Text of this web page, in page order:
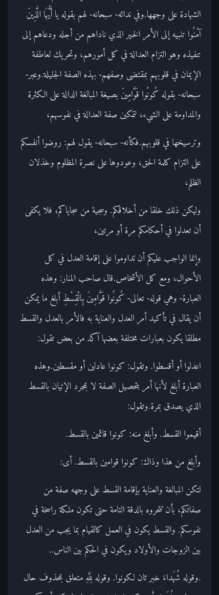
الشهادة على وجهها.وفي ندائه- سبحانه- لهم بقوله يا أَيُّهَا الَّذِينَ
آمَنُوا تنبيه إلى الأمر الخير الذي ناداهم من أجله ودعاهم إلى
تنفيذه وهو التزام العدالة في كل أمورهم، وتحريك لعاطفة
الإيمان في قلوبهم بمقتضى وصفهم- بهذه الصفة الجليلة.وعبر-
سبحانه- بقوله كُونُوا قَوَّامِينَ بصيغة المبالغة الدالة على الكثرة
والمداومة على الشيء، لتمكين صفة العدالة في نفوسهم،
وترسيخها في قلوبهم.فكأنه- سبحانه- يقول لهم: روضوا أنفسكم
على التزام كلمة الحق، وعودوها على نصرة المظلوم وخذلان
الظلم،
وليكن ذلك خلقا من أخلاقكم. وسجية من سجاياكم، فلا يكفى
أن تعدلوا في أحكامكم مرة أو مرتين،
وإنما الواجب عليكم أن تداوموا على إقامة العدل في كل
الأحوال، ومع كل الأشخاص.قال صاحب المنار: وهذه
العبارة- وهي قوله- تعالى- كُونُوا قَوَّامِينَ بِالْقِسْطِ أبلغ ما يمكن
أن يقال في تأكيد أمر العدل والعناية به فالأمر بالعدل والقسط
مطلقا يكون بعبارات مختلفة بعضها آكد من بعض تقول:
اعدلوا أو أقسطوا. وتقول: كونوا عادلين أو مقسطين.وهذه
العبارة أبلغ لأنها أمر بتحصيل الصفة لا بمجرد الإتيان بالقسط
الذي يصدق بمرة.وتقول:
أقيموا القسط. وأبلغ منه: كونوا قائمين بالقسط.
وأبلغ من هذا وذاك: كونوا قوامين بالقسط. أى:
لتكن المبالغة والعناية بإقامة القسط على وجهه صفة من
صفاتكم، بأن تتحروه بالدقة التامة حتى تكون ملكة راسخة في
نفوسكم. والقسط يكون في العمل كالقيام بما يجب من العدل
بين الزوجات والأولاد ويكون في الحكم بين الناس..
.وقوله شُهَداءَ خبر ثان لكونوا. وقوله لِلَّهِ متعلق بمحذوف حال